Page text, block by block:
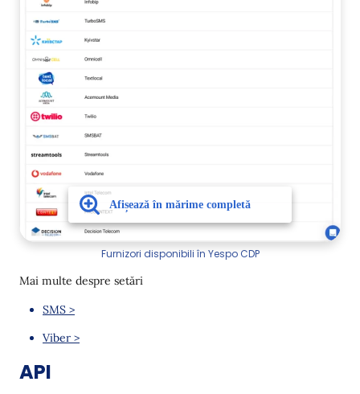
Furnizori disponibili în Yespo CDP
Mai multe despre setări
SMS >
Viber >
API